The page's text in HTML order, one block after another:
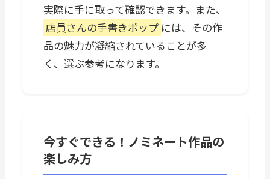
実際に手に取って確認できます。また、
店員さんの手書きポップ には、その作
品の魅力が凝縮されていることが多
く、選ぶ参考になります。
今すぐできる！ノミネート作品の
楽しみ方